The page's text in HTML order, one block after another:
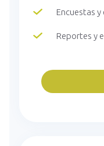
Encuestas
Reportes y